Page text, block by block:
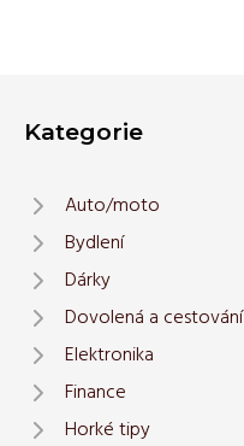
Kategorie
Auto/moto
Bydlení
Dárky
Dovolená a cestování
Elektronika
Finance
Horké tipy